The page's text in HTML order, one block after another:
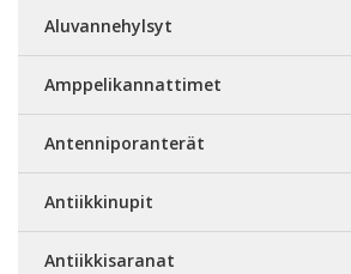
Aluvannehylsyt
Amppelikannattimet
Antenniporanterät
Antiikkinupit
Antiikkisaranat